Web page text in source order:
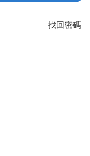
找回密碼